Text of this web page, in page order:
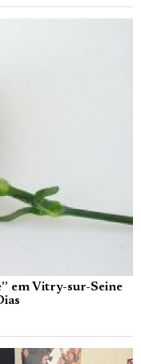
em Vitry-sur-Seine